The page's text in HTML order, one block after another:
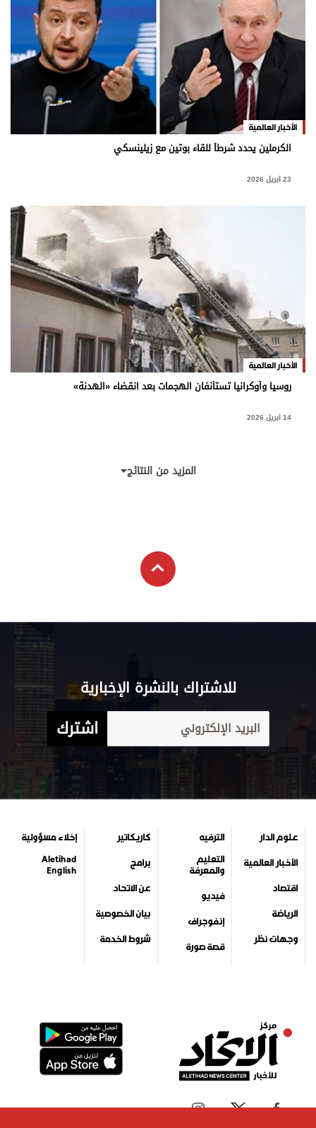
الأخبار العالمية
الكرملين يحدد شرطاً للقاء بوتين مع زيلينسكي
23 ابريل 2026
الأخبار العالمية
روسيا وأوكرانيا تستأنفان الهجمات بعد انقضاء «الهدنة»
14 ابريل 2026
المزيد من النتائج
للاشتراك بالنشرة الإخبارية
اشترك
علوم الدار
الأخبار العالمية
اقتصاد
الرياضة
وجهات نظر
الترفيه
التعليم
والمعرفة
فيديو
إنفوجراف
قصة صورة
كاريكاتير
برامج
عن الاتحاد
بيان الخصوصية
شروط الخدمة
إخلاء مسؤولية
Aletihad
English